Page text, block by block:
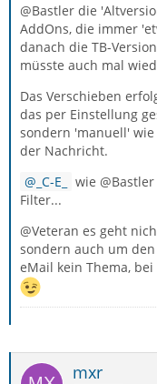
@Bastler die
AddOns, die immer
danach die TB-
müsste auch mal
Das Verschieben
das per Einstellung
sondern 'manuell'
der Nachricht.
_C-E_
wie
Filter...
@Veteran es geht
sondern auch um
eMail kein Thema,
mxr